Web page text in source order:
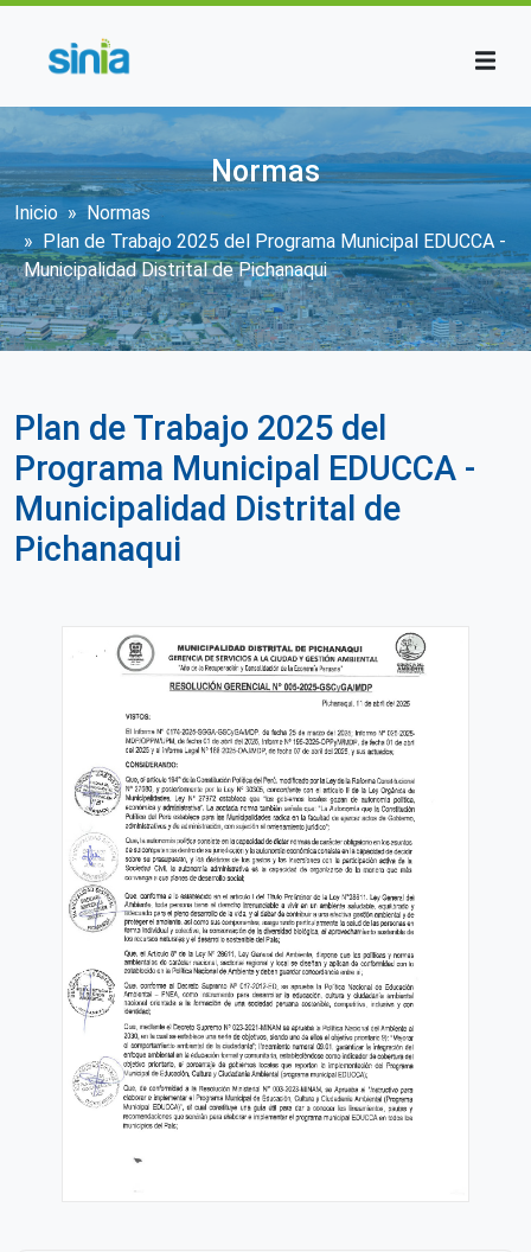
Normas
Sobrescribir enlaces de ayuda a la
Inicio
Normas
Plan de Trabajo 2025 del Programa Municipal EDUCCA -
Municipalidad Distrital de Pichanaqui
Plan de Trabajo 2025 del
Programa Municipal EDUCCA -
Municipalidad Distrital de
Pichanaqui